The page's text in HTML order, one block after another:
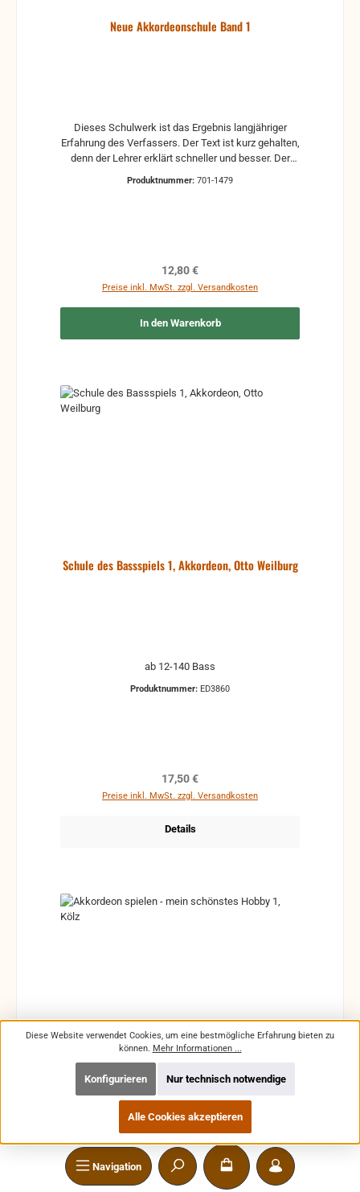
Navigation
Neue Akkordeonschule Band 1
Dieses Schulwerk ist das Ergebnis langjähriger
Erfahrung des Verfassers. Der Text ist kurz gehalten,
denn der Lehrer erklärt schneller und besser. Der
Produktnummer: 701-1479
Regulärer Preis:
12,80 €
Preise inkl. MwSt. zzgl. Versandkosten
In den Warenkorb
Schule des Bassspiels 1, Akkordeon, Otto Weilburg
ab 12-140 Bass
Produktnummer: ED3860
Regulärer Preis:
17,50 €
Preise inkl. MwSt. zzgl. Versandkosten
Details
Akkordeon spielen - mein schönstes Hobby 1, Kölz
Die moderne Akkordeonschule für Jugendliche und
Diese Website verwendet Cookies, um eine bestmögliche Erfahrung bieten zu
können. Mehr Informationen ...
Nur technisch notwendige
Konfigurieren
Alle Cookies akzeptieren